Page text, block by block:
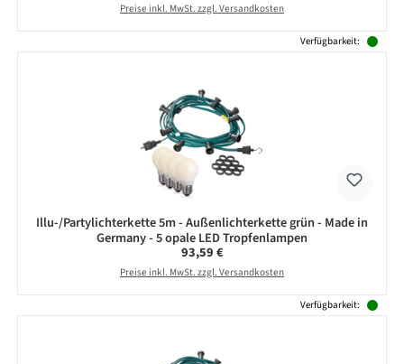
Preise inkl. MwSt. zzgl. Versandkosten
Verfügbarkeit:
Illu-/Partylichterkette 5m - Außenlichterkette grün - Made in
Germany - 5 opale LED Tropfenlampen
Regulärer Preis:
93,59 €
Preise inkl. MwSt. zzgl. Versandkosten
Verfügbarkeit: